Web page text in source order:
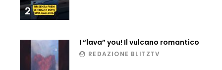
Parco divertimenti, attrazione cede
all’improvviso
Auto fuori controllo in Guatemala,
tragedia a Petén
2
I “lava” you! Il vulcano romantico
REDAZIONE BLITZTV